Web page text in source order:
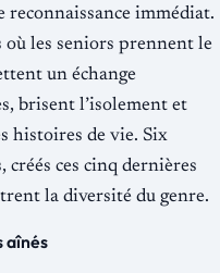
reconnaissance immédiat.
où les seniors prennent le
un échange
brisent l’isolement et
histoires de vie. Six
créés ces cinq dernières
la diversité du genre.
aînés